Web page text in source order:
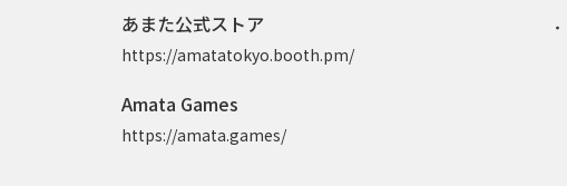
あまた公式ストア
https://amatatokyo.booth.pm/
Amata Games
https://amata.games/